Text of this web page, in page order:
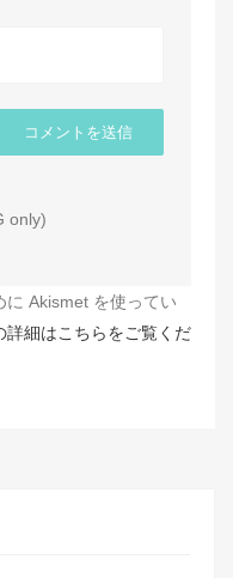
only)
に Akismet を使ってい
詳細はこちらをご覧くだ